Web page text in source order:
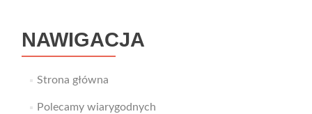
NAWIGACJA
Strona główna
Polecamy wiarygodnych